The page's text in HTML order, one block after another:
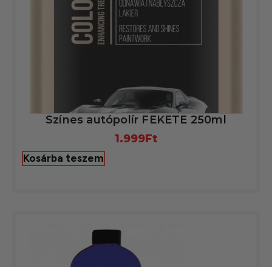
Színes autópolír FEKETE 250ml
1.999Ft
Kosárba teszem